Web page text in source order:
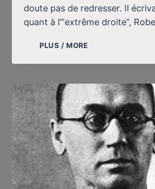
doute pas de redresser. Il
quant à l’“extrême droite”,
PLUS / MORE
À
RÉVISIONNISME,
LA
DROITE
ET
LA
GAUCHE